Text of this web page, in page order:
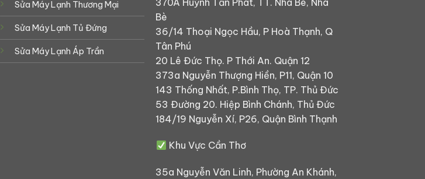
Sửa Máy Lạnh Thương Mại
Sửa Máy Lạnh Tủ Đứng
Sửa Máy Lạnh Áp Trần
Bè
36/14 Thoại Ngọc Hầu, P Hoà Thạnh, Q
Tân Phú
20 Lê Đức Thọ. P Thới An. Quận 12
373a Nguyễn Thượng Hiền, P11, Quận 10
143 Thống Nhất, P.Bình Thọ, TP. Thủ Đức
53 Đường 20. Hiệp Bình Chánh, Thủ Đức
184/19 Nguyễn Xí, P26, Quận Bình Thạnh
Khu Vực Cần Thơ
35a Nguyễn Văn Linh, Phường An Khánh,